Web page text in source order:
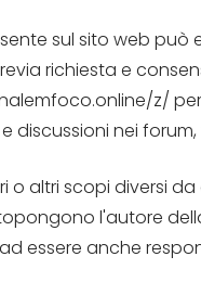
sul sito web può
richiesta e
z/
nei forum,
altri scopi diversi da
l'autore
essere anche